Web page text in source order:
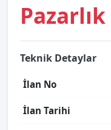
Pazarlık
Teknik Detaylar
İlan No
İlan Tarihi